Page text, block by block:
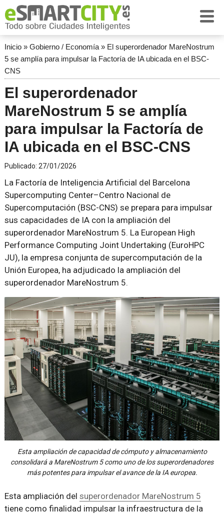
Inicio» Gobierno / Economía» El superordenador MareNostrum
5 se amplía para impulsar la Factoría de IA ubicada en el BSC-
CNS
El superordenador
MareNostrum 5 se amplía
para impulsar la Factoría de
IA ubicada en el BSC-CNS
Publicado: 27/01/2026
La Factoría de Inteligencia Artificial del Barcelona
Supercomputing Center–Centro Nacional de
Supercomputación (BSC-CNS) se prepara para impulsar
sus capacidades de IA con la ampliación del
superordenador MareNostrum 5. La European High
Performance Computing Joint Undertaking (EuroHPC
JU), la empresa conjunta de supercomputación de la
Unión Europea, ha adjudicado la ampliación del
superordenador MareNostrum 5.
Esta ampliación de capacidad de cómputo y almacenamiento
consolidará a MareNostrum 5 como uno de los superordenadores
más potentes para impulsar el avance de la IA europea.
Esta ampliación del superordenador MareNostrum 5
tiene como finalidad impulsar la infraestructura de la